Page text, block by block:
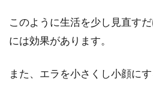
近年では、男性
中には、ムダ...
このように生活を少し見直す
には効果があります。
また、エラを小さくし小顔に